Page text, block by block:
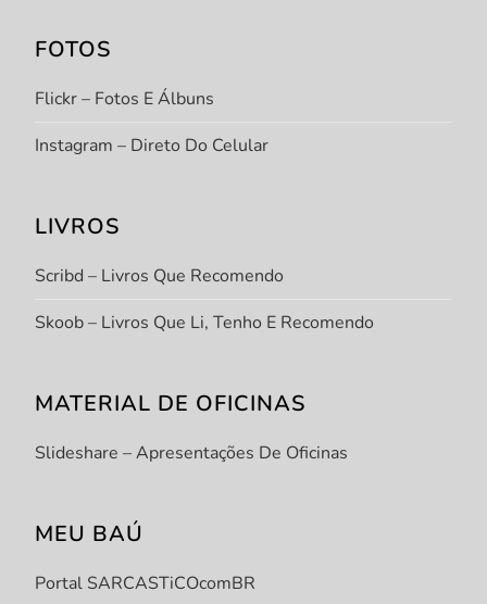
FOTOS
Flickr – Fotos E Álbuns
Instagram – Direto Do Celular
LIVROS
Scribd – Livros Que Recomendo
Skoob – Livros Que Li, Tenho E Recomendo
MATERIAL DE OFICINAS
Slideshare – Apresentações De Oficinas
MEU BAÚ
Portal SARCASTiCOcomBR